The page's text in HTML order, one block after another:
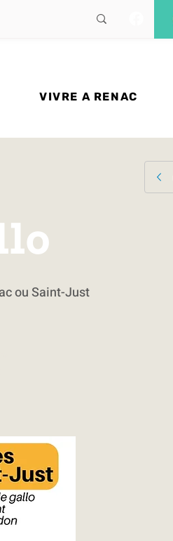
VIVRE A RENAC
ou Saint-Just